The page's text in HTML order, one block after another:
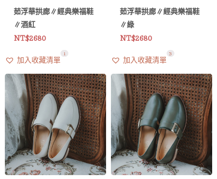
茹浮華拱廊∥經典樂福鞋
∥酒紅
NT$2680
加入收藏清單
11
茹浮華拱廊∥經典樂福鞋
∥綠
NT$2680
加入收藏清單
3